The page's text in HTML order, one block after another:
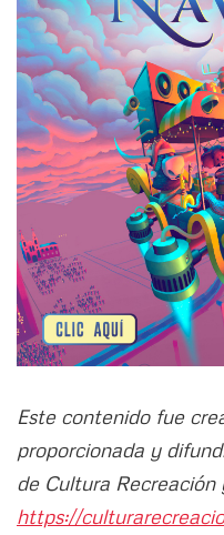
Este contenido fue
proporcionada y
de Cultura Recreación
https://